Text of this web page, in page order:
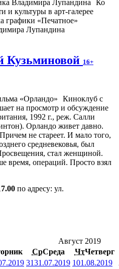
Ко
и культуры в арт-галерее
графики «Печатное»
Лупандина
Кузьминовой 16+
Киноклуб с
на просмотр и обсуждение
1992 г., реж. Салли
Орландо живет давно.
не стареет. И мало того,
средневековья, был
стал женщиной.
время, операций. Просто взял
по адресу: ул.
Август 2019
СрСреда ЧтЧетверг
3131.07.2019 101.08.2019